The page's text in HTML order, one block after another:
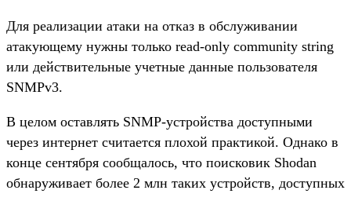
Для реализации атаки на отказ в обслуживании
атакующему нужны только read-only community string
или действительные учетные данные пользователя
SNMPv3.
В целом оставлять SNMP-устройства доступными
через интернет считается плохой практикой. Однако в
конце сентября сообщалось, что поисковик Shodan
обнаруживает более 2 млн таких устройств, доступных